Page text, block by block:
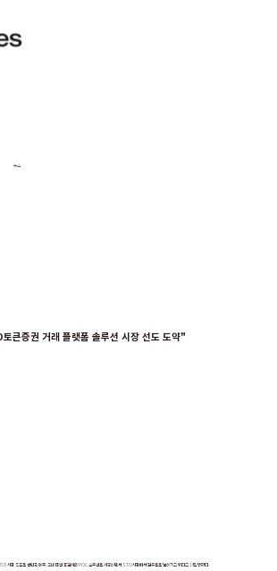
뉴스
큰증권 거래 플랫폼 솔루션 시장 선도 도약"
시장 진출을 선언한 이후, 국내 대형 증권사의 POC 솔루션을 제공하면서 STO시장에서 점유율을 넓혀가고 있다고 14일 밝혔다.